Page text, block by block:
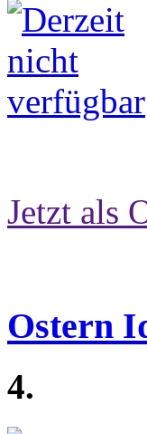
Jetzt als
Ostern
4.